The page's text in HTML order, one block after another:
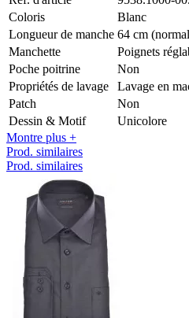
Coloris
Blanc
Longueur de manche 64 cm
Manchette
Poignets
Poche poitrine
Non
Propriétés de lavage
Lavage en
Patch
Non
Dessin & Motif
Unicolore
Montre plus +
Prod. similaires
Prod. similaires